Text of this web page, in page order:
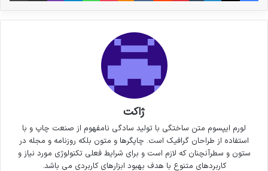
ژاکت
لورم ایپسوم متن ساختگی با تولید سادگی نامفهوم از صنعت چاپ و با
استفاده از طراحان گرافیک است. چاپگرها و متون بلکه روزنامه و مجله در
ستون و سطرآنچنان که لازم است و برای شرایط فعلی تکنولوژی مورد نیاز و
کاربردهای متنوع با هدف بهبود ابزارهای کاربردی می باشد.